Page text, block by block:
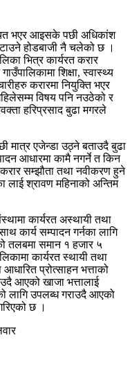
भएर आइसके पछी अधिकांश
होडबाजी नै चलेको छ ।
भित्र कार्यरत करार
शिक्षा, स्वास्थ्य
करारमा नियुक्ति भएर
विषय पनि नउठेको र
हरिप्रसाद बुढा मगरले
मात्र एजेन्डा उठ्ने बताउदै बुढा
आधारमा कामै नगर्ने त किन
सम्झौता तथा नवीकरण हुने
लाई श्रावण महिनाको अन्तिम
कार्यरत अस्थायी तथा
कार्य सम्पादन गर्नका लागि
तलबमा समान १ हजार ५
कार्यरत स्थायी तथा
प्रोत्साहन भत्ताको
आएको खाजा भत्तालाई
लागि उपलब्ध गराउदै आएको
छ ।